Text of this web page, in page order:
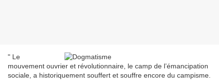
" Le
mouvement ouvrier et révolutionnaire, le camp de l’émancipation
sociale, a historiquement souffert et souffre encore du campisme.